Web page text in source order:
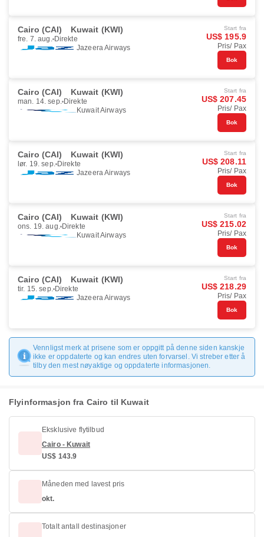
Cairo (CAI) Kuwait (KWI)
fre. 7. aug. Direkte
Jazeera Airways
Start fra
US$ 195.9
Pris/ Pax
Bok
Cairo (CAI) Kuwait (KWI)
man. 14. sep. Direkte
Kuwait Airways
Start fra
US$ 207.45
Pris/ Pax
Bok
Cairo (CAI) Kuwait (KWI)
lør. 19. sep. Direkte
Jazeera Airways
Start fra
US$ 208.11
Pris/ Pax
Bok
Cairo (CAI) Kuwait (KWI)
ons. 19. aug. Direkte
Kuwait Airways
Start fra
US$ 215.02
Pris/ Pax
Bok
Cairo (CAI) Kuwait (KWI)
tir. 15. sep. Direkte
Jazeera Airways
Start fra
US$ 218.29
Pris/ Pax
Bok
Vennligst merk at prisene som er oppgitt på denne siden kanskje
ikke er oppdaterte og kan endres uten forvarsel. Vi streber etter å
tilby den mest nøyaktige og oppdaterte informasjonen.
Flyinformasjon fra Cairo til Kuwait
Eksklusive flytilbud
Cairo - Kuwait
US$ 143.9
Måneden med lavest pris
okt.
Totalt antall destinasjoner